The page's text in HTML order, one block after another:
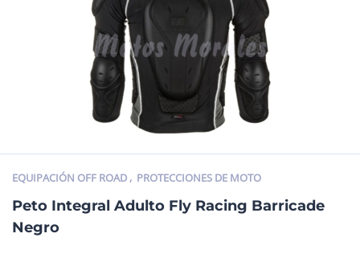
EQUIPACIÓN OFF ROAD , PROTECCIONES DE MOTO
Peto Integral Adulto Fly Racing Barricade
Negro